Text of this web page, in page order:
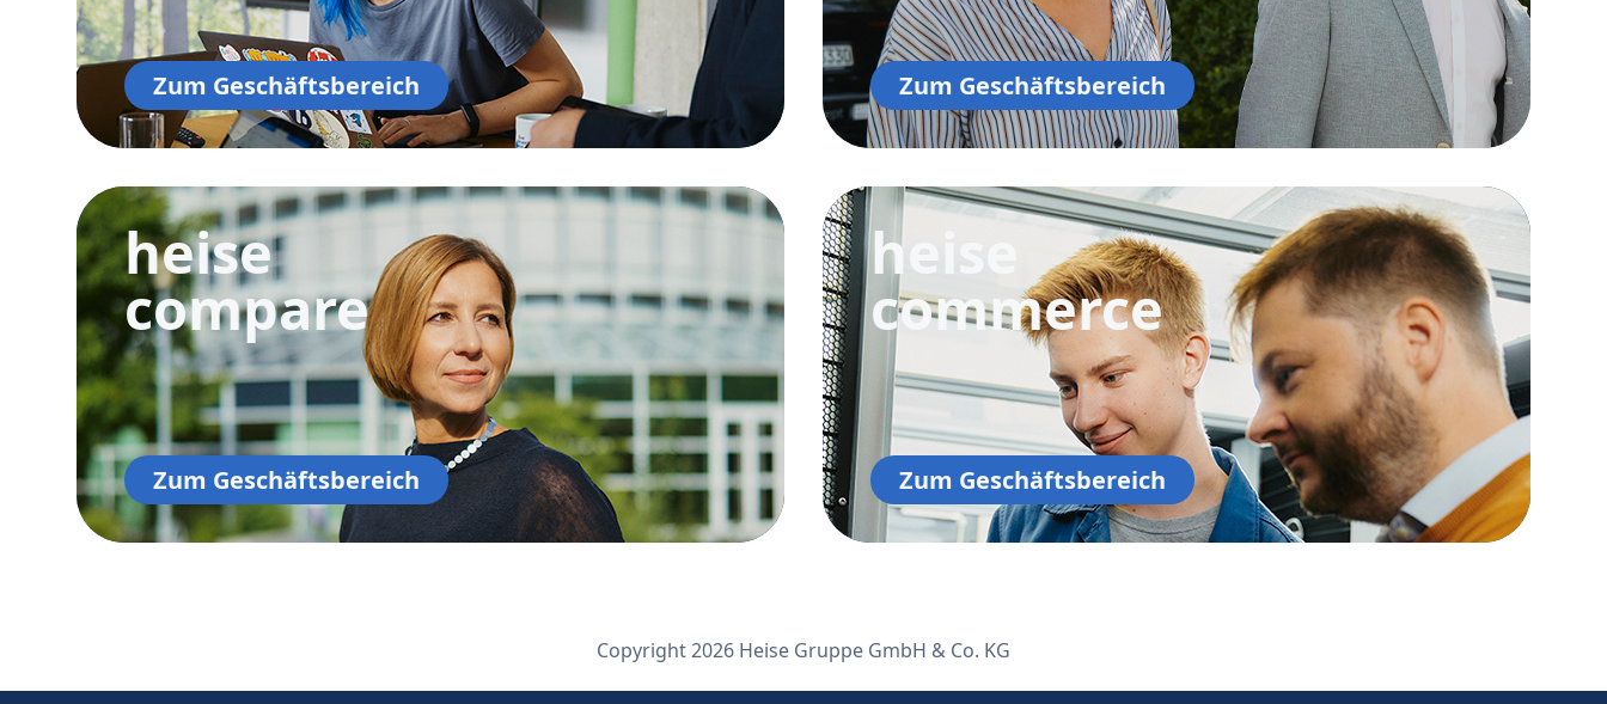
Zum Geschäftsbereich Zum Geschäftsbereich
heise
compare
Zum Geschäftsbereich
heise
commerce
Zum Geschäftsbereich
Copyright 2026 Heise Gruppe GmbH & Co. KG